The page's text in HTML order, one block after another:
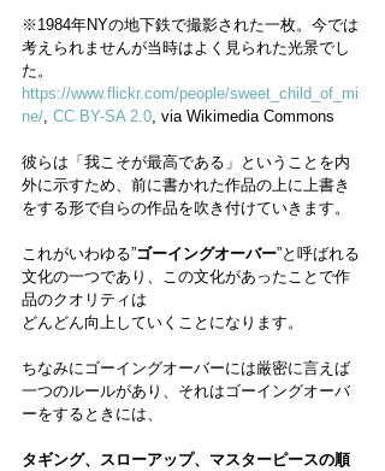
※1984年NYの地下鉄で撮影された一枚。今では
考えられませんが当時はよく見られた光景でし
た。
https://www.flickr.com/people/sweet_child_of_mi
ne/, CC BY-SA 2.0, via Wikimedia Commons
彼らは「我こそが最高である」ということを内
外に示すため、前に書かれた作品の上に上書き
をする形で自らの作品を吹き付けていきます。
これがいわゆる”ゴーイングオーバー”と呼ばれる
文化の一つであり、この文化があったことで作
品のクオリティは
どんどん向上していくことになります。
ちなみにゴーイングオーバーには厳密に言えば
一つのルールがあり、それはゴーイングオーバ
ーをするときには、
タギング、スローアップ、マスターピースの順